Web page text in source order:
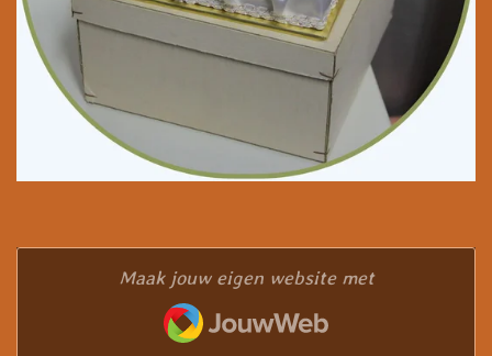
Maak jouw eigen website met
JouwWeb